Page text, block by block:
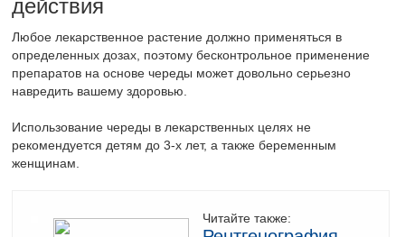
действия
Любое лекарственное растение должно применяться в
определенных дозах, поэтому бесконтрольное применение
препаратов на основе череды может довольно серьезно
навредить вашему здоровью.
Использование череды в лекарственных целях не
рекомендуется детям до 3-х лет, а также беременным
женщинам.
Читайте также: